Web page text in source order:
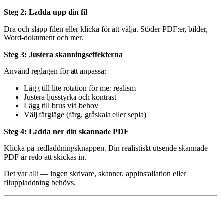
Steg 2: Ladda upp din fil
Dra och släpp filen eller klicka för att välja. Stöder PDF:er, bilder,
Word-dokument och mer.
Steg 3: Justera skanningseffekterna
Använd reglagen för att anpassa:
Lägg till lite rotation för mer realism
Justera ljusstyrka och kontrast
Lägg till brus vid behov
Välj färgläge (färg, gråskala eller sepia)
Steg 4: Ladda ner din skannade PDF
Klicka på nedladdningsknappen. Din realistiskt utsende skannade
PDF är redo att skickas in.
Det var allt — ingen skrivare, skanner, appinstallation eller
filuppladdning behövs.